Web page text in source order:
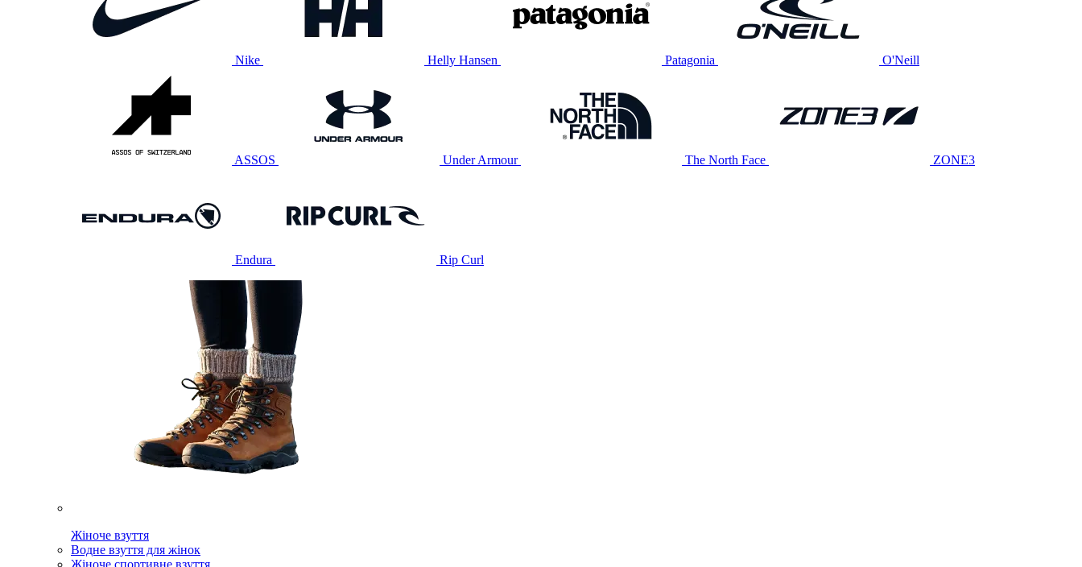
Nike Helly Hansen Patagonia O'Neill
ASSOS Under Armour The North Face ZONE3
Endura Rip Curl
Жіноче взуття
Водне взуття для жінок
Жіноче спортивне взуття